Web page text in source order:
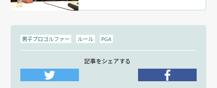
男子プロゴルファー ルール PGA
記事をシェアする